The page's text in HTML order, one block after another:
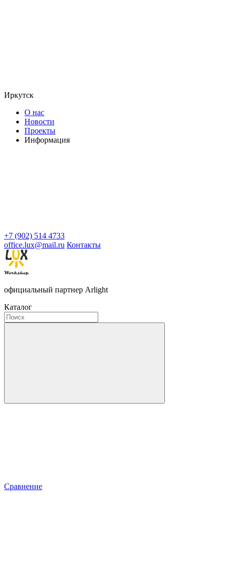
Иркутск
О нас
Новости
Проекты
Информация
+7 (902) 514 4733
office.lux@mail.ru Контакты
официальный партнер Arlight
Каталог
Сравнение